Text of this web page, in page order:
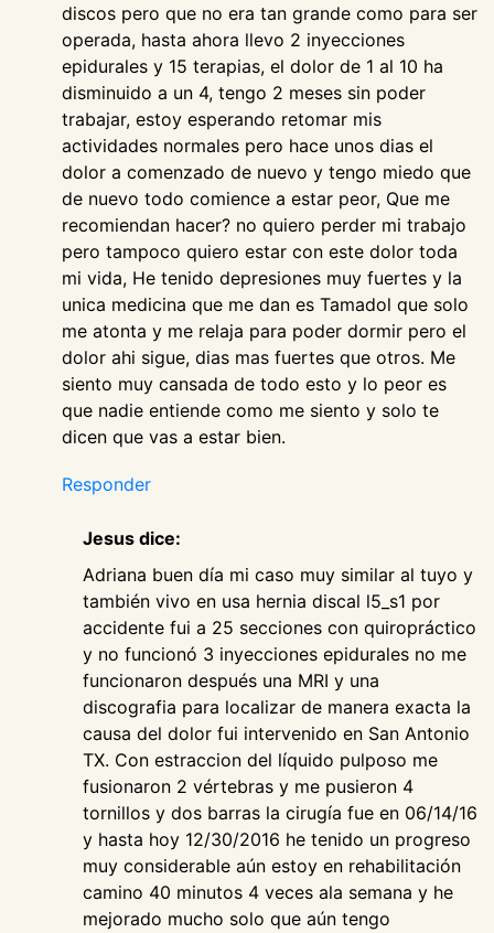
discos pero que no era tan grande como para ser
operada, hasta ahora llevo 2 inyecciones
epidurales y 15 terapias, el dolor de 1 al 10 ha
disminuido a un 4, tengo 2 meses sin poder
trabajar, estoy esperando retomar mis
actividades normales pero hace unos dias el
dolor a comenzado de nuevo y tengo miedo que
de nuevo todo comience a estar peor, Que me
recomiendan hacer? no quiero perder mi trabajo
pero tampoco quiero estar con este dolor toda
mi vida, He tenido depresiones muy fuertes y la
unica medicina que me dan es Tamadol que solo
me atonta y me relaja para poder dormir pero el
dolor ahi sigue, dias mas fuertes que otros. Me
siento muy cansada de todo esto y lo peor es
que nadie entiende como me siento y solo te
dicen que vas a estar bien.
Responder
Jesus dice:
Adriana buen día mi caso muy similar al tuyo y
también vivo en usa hernia discal l5_s1 por
accidente fui a 25 secciones con quiropráctico
y no funcionó 3 inyecciones epidurales no me
funcionaron después una MRI y una
discografia para localizar de manera exacta la
causa del dolor fui intervenido en San Antonio
TX. Con estraccion del líquido pulposo me
fusionaron 2 vértebras y me pusieron 4
tornillos y dos barras la cirugía fue en 06/14/16
y hasta hoy 12/30/2016 he tenido un progreso
muy considerable aún estoy en rehabilitación
camino 40 minutos 4 veces ala semana y he
mejorado mucho solo que aún tengo